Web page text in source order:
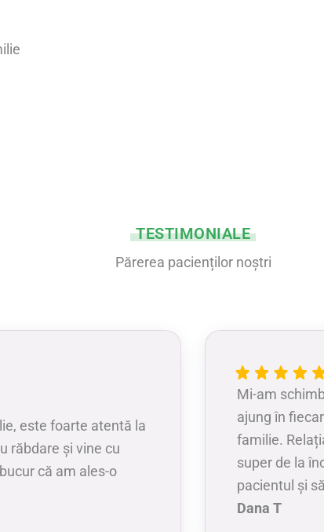
TESTIMONIALE
Părerea pacienților noștri
este foarte atentă la
răbdare și vine cu
că am ales-o
Mi-am
ajung în
familie.
super de la
pacientul și
Dana T